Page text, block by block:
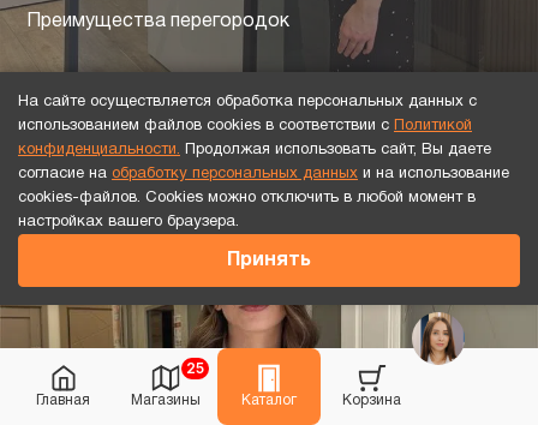
Главная Магазины
25
Каталог Корзина
Преимущества перегородок
На сайте осуществляется обработка персональных данных с
использованием файлов cookies в соответствии с
Политикой
конфиденциальности. Продолжая использовать сайт, Вы даете
согласие на обработку персональных данных и на использование
cookies-файлов. Cookies можно отключить в любой момент в
настройках вашего браузера.
Принять